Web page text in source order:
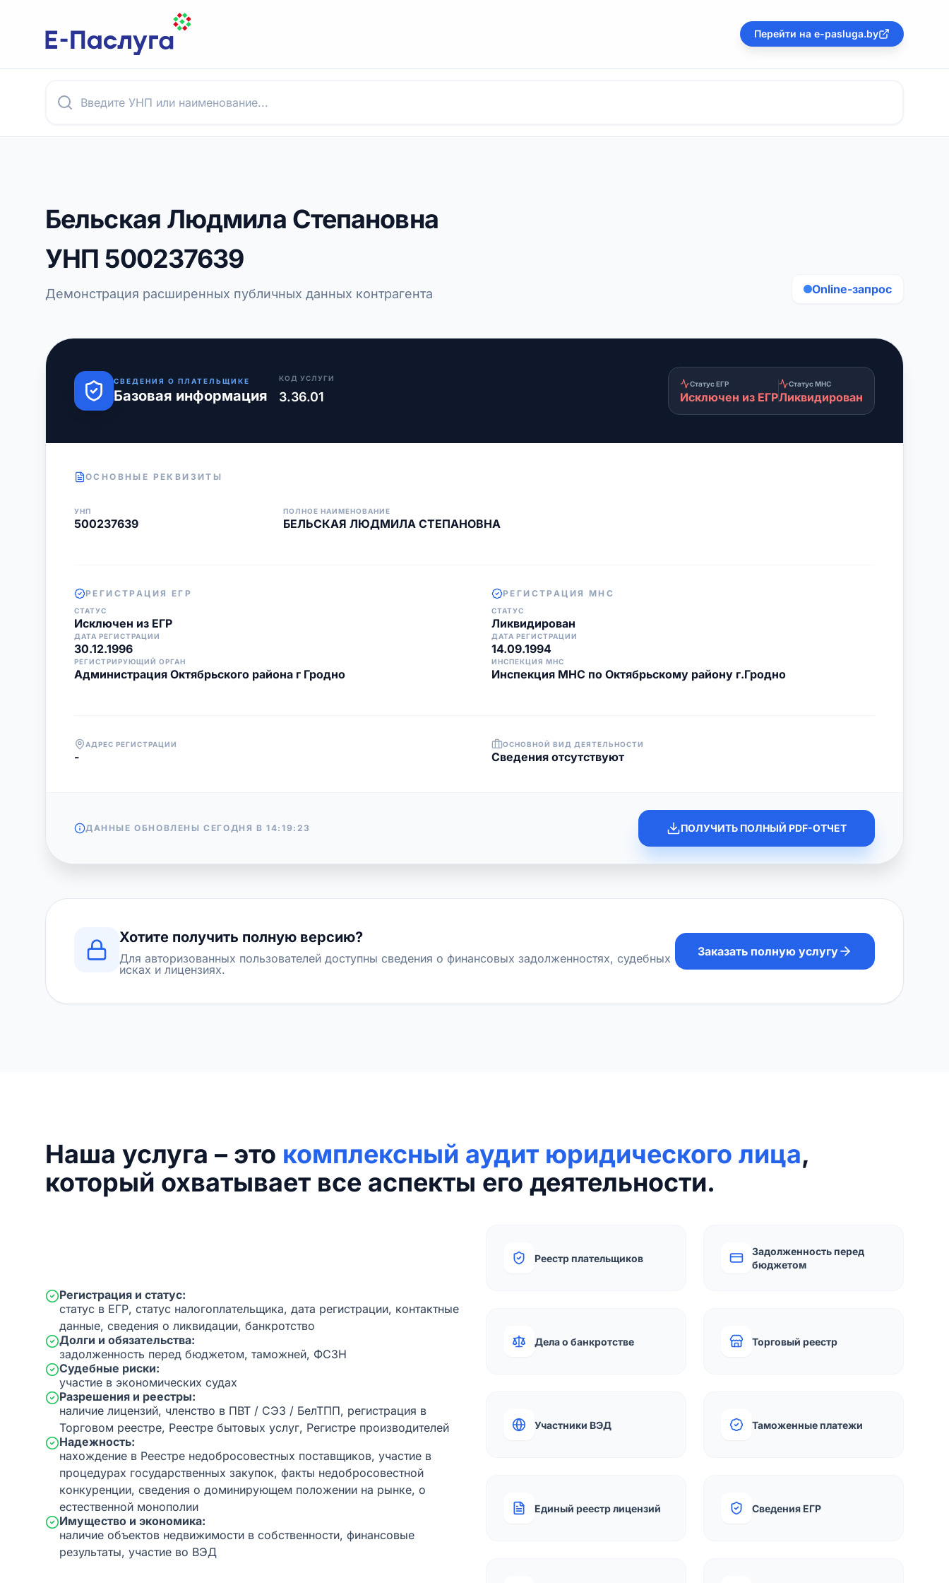
Перейти на e-pasluga.by
Бельская Людмила Степановна
УНП 500237639
Демонстрация расширенных публичных данных контрагента Online-запрос
СВЕДЕНИЯ О ПЛАТЕЛЬЩИКЕ
Базовая информация
КОД УСЛУГИ
3.36.01
Статус ЕГР
Исключен из ЕГР
Статус МНС
Ликвидирован
ОСНОВНЫЕ РЕКВИЗИТЫ
УНП
500237639
ПОЛНОЕ НАИМЕНОВАНИЕ
БЕЛЬСКАЯ ЛЮДМИЛА СТЕПАНОВНА
РЕГИСТРАЦИЯ ЕГР
СТАТУС
Исключен из ЕГР
ДАТА РЕГИСТРАЦИИ
30.12.1996
РЕГИСТРИРУЮЩИЙ ОРГАН
Администрация Октябрьского района г Гродно
РЕГИСТРАЦИЯ МНС
СТАТУС
Ликвидирован
ДАТА РЕГИСТРАЦИИ
14.09.1994
ИНСПЕКЦИЯ МНС
Инспекция МНС по Октябрьскому району г.Гродно
АДРЕС РЕГИСТРАЦИИ
-
ОСНОВНОЙ ВИД ДЕЯТЕЛЬНОСТИ
Cведения отсутствуют
ДАННЫЕ ОБНОВЛЕНЫ СЕГОДНЯ В14:19:23 ПОЛУЧИТЬ ПОЛНЫЙ PDF-ОТЧЕТ
Хотите получить полную версию?
Для авторизованных пользователей доступны сведения о финансовых задолженностях, судебных
исках и лицензиях.
Заказать полную услугу
Наша услуга – это комплексный аудит юридического лица,
который охватывает все аспекты его деятельности.
Регистрация и статус:
статус в ЕГР, статус налогоплательщика, дата регистрации, контактные
данные, сведения о ликвидации, банкротство
Долги и обязательства:
задолженность перед бюджетом, таможней, ФСЗН
Судебные риски:
участие в экономических судах
Разрешения и реестры:
наличие лицензий, членство в ПВТ / СЭЗ / БелТПП, регистрация в
Торговом реестре, Реестре бытовых услуг, Регистре производителей
Надежность:
нахождение в Реестре недобросовестных поставщиков, участие в
процедурах государственных закупок, факты недобросовестной
конкуренции, сведения о доминирующем положении на рынке, о
естественной монополии
Имущество и экономика:
наличие объектов недвижимости в собственности, финансовые
результаты, участие во ВЭД
Реестр плательщиков
Задолженность перед
бюджетом
Дела о банкротстве Торговый реестр
Участники ВЭД Таможенные платежи
Единый реестр лицензий Сведения ЕГР